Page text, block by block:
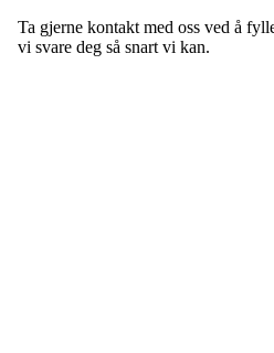
Ta gjerne kontakt med oss ved å
vi svare deg så snart vi kan.